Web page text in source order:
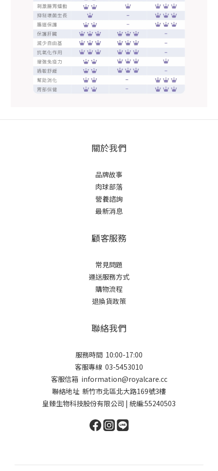
關於我們
品牌故事
肉球部落
營養諮詢
最新消息
顧客服務
常見問題
運送服務方式
購物流程
退換貨政策
聯絡我們
服務時間 10:00-17:00
客服專線 03-5453010
客服信箱 ​information@royalcare.cc
聯絡地址 新竹市北區北大路169號3樓
皇臻生物科技股份有限公司 | 統編:55240503